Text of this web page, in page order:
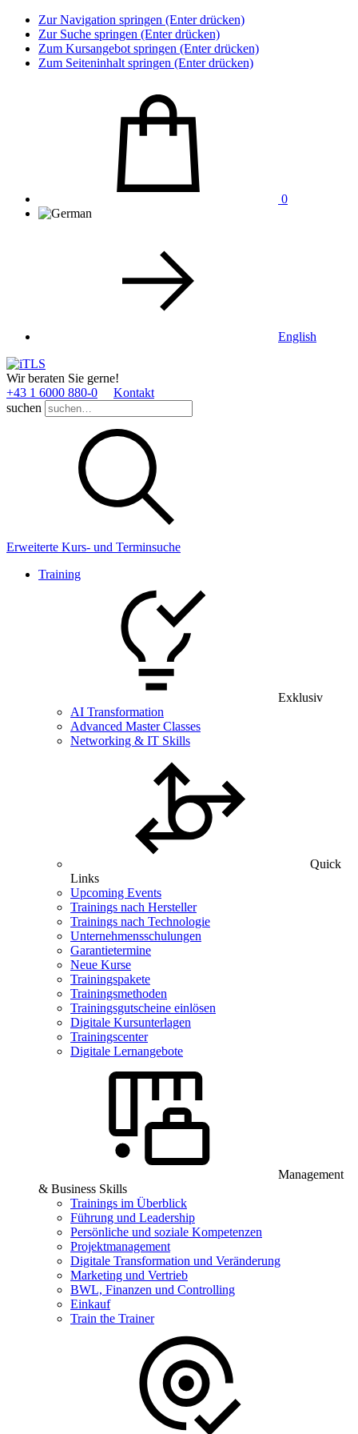
Zur Navigation springen (Enter drücken)
Zur Suche springen (Enter drücken)
Zum Kursangebot springen (Enter drücken)
Zum Seiteninhalt springen (Enter drücken)
0
English
Wir beraten Sie gerne!
+43 1 6000 880­-0
Kontakt
suchen
Erweiterte Kurs- und Terminsuche
Training
Exklusiv
AI Transformation
Advanced Master Classes
Networking & IT Skills
Quick
Links
Upcoming Events
Trainings nach Hersteller
Trainings nach Technologie
Unternehmensschulungen
Garantietermine
Neue Kurse
Trainingspakete
Trainingsmethoden
Trainingsgutscheine einlösen
Digitale Kursunterlagen
Trainingscenter
Digitale Lernangebote
Management
& Business Skills
Trainings im Überblick
Führung und Leadership
Persönliche und soziale Kompetenzen
Projektmanagement
Digitale Transformation und Veränderung
Marketing und Vertrieb
BWL, Finanzen und Controlling
Einkauf
Train the Trainer